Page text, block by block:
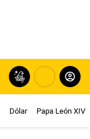
Dólar Papa León XIV